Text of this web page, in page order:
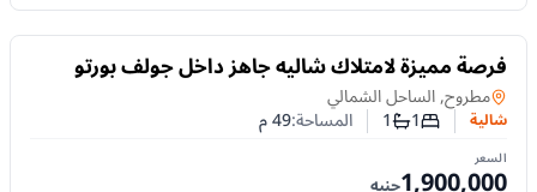
للبيع
فرصة مميزة لامتلاك شاليه جاهز داخل جولف بورتو
مارينا – العلمين، الساحل الشمالي
شاليةفي
مطروح, الساحل الشمالي
شالية عدد غرف النوم
1عدد الحمامات
1 المساحة:49م
السعر